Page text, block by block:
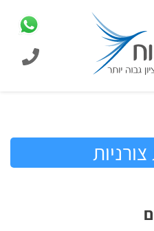
צורניות